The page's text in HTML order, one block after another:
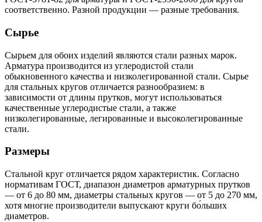
соответственно. Разной продукции — разные требования.
Сырье
Сырьем для обоих изделий являются стали разных марок.
Арматура производится из углеродистой стали
обыкновенного качества и низколегированной стали. Сырье
для стальных кругов отличается разнообразием: в
зависимости от длины прутков, могут использоваться
качественные углеродистые стали, а также
низколегированные, легированные и высоколегированные
стали.
Размеры
Стальной круг отличается рядом характеристик. Согласно
нормативам ГОСТ, диапазон диаметров арматурных прутков
— от 6 до 80 мм, диаметры стальных кругов — от 5 до 270 мм,
хотя многие производители выпускают круги бо́льших
диаметров.